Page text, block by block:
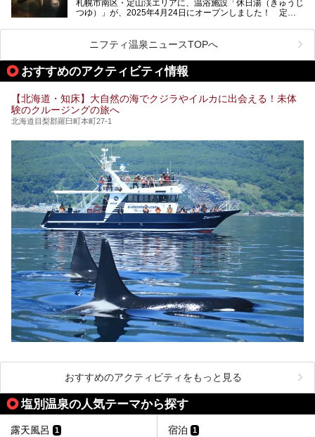
地体験し、カルルス温泉をご紹介。温泉地の概要や泉質解説
をはじめ、日帰り入浴可能な全３施設の紹介・周辺観光・ア
札幌市南区・定山渓エリアに、温浴施設「休日湯（きゅうじ
つゆ）」が、2025年4月24日にオープンしました！ 定山
この施設は、温泉・サウナの「休日湯」・ラウンジの「THE
LOUNGE DAYOF」・グルメ「休日洋麺店」・ホテル「エク
スクラメーションホテル」で構成された、まさに大人の癒し
空間。
今回は、そんな「休日ビルヂング」の魅力を5つのポイント
ニフティ温泉ニュースTOPへ
おすすめのアクティビティ情報
【北海道・知床】大自然の海でクジラやイルカに出会える！未体
験のクルージングの旅へ
北海道目梨郡羅臼町本町27-1
おすすめのアクティビティをもっと見る
塩別温泉の人気テーマから探す
露天風呂 1 宿泊 1